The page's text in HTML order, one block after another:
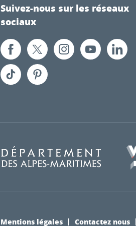
Suivez-nous sur les réseaux
sociaux
Mentions légales Contactez nous